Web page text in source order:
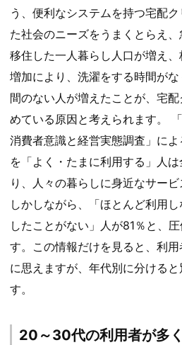
う、便利なシステムを持つ宅配
た社会のニーズをうまくとらえ
移住した一人暮らし人口が増え
増加により、洗濯をする時間が
間のない人が増えたことが、宅
めている原因と考えられます。
消費者意識と経営実態調査」に
を「よく・たまに利用する」人
り、人々の暮らしに身近なサービ
しかしながら、「ほとんど利用
したことがない」人が81％と、
す。この情報だけを見ると、利
に思えますが、年代別に分ける
す。
20～30代の利用者が多